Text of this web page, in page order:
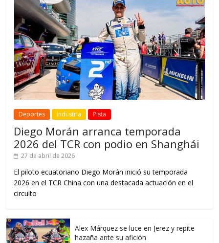
Deportes Industria Pista
Diego Morán arranca temporada
2026 del TCR con podio en Shanghái
27 de abril de 2026
El piloto ecuatoriano Diego Morán inició su temporada
2026 en el TCR China con una destacada actuación en el
circuito
Alex Márquez se luce en Jerez y repite
hazaña ante su afición